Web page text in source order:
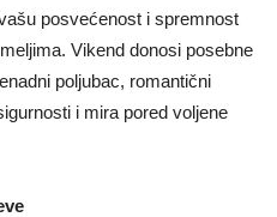
posvećenost i spremnost
Vikend donosi posebne
poljubac, romantični
i mira pored voljene